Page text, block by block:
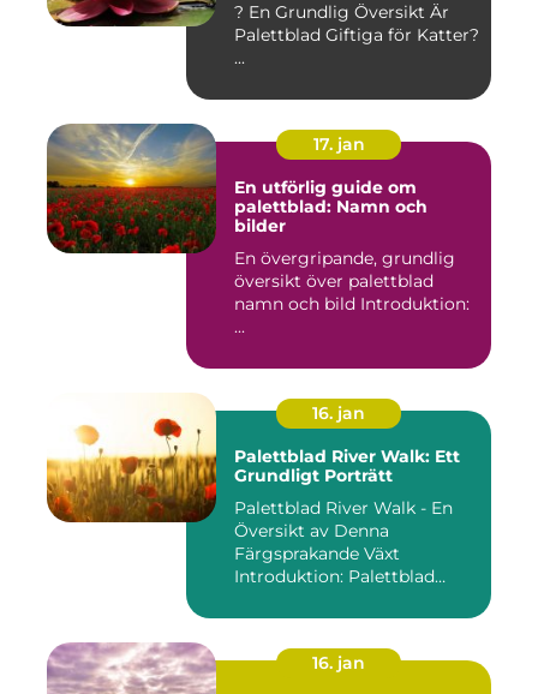
? En Grundlig Översikt Är
Palettblad Giftiga för Katter?
...
17. jan
En utförlig guide om
palettblad: Namn och
bilder
En övergripande, grundlig
översikt över palettblad
namn och bild Introduktion:
...
16. jan
Palettblad River Walk: Ett
Grundligt Porträtt
Palettblad River Walk - En
Översikt av Denna
Färgsprakande Växt
Introduktion: Palettblad
16. jan